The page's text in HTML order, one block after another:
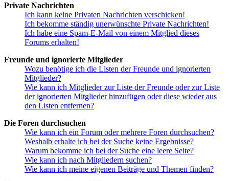
Private Nachrichten
Ich kann keine Privaten Nachrichten verschicken!
Ich bekomme ständig unerwünschte Private Nachrichten!
Ich habe eine Spam-E-Mail von einem Mitglied dieses
Forums erhalten!
Freunde und ignorierte Mitglieder
Wozu benötige ich die Listen der Freunde und ignorierten
Mitglieder?
Wie kann ich Mitglieder zur Liste der Freunde oder zur Liste
der ignorierten Mitglieder hinzufügen oder diese wieder aus
den Listen entfernen?
Die Foren durchsuchen
Wie kann ich ein Forum oder mehrere Foren durchsuchen?
Weshalb erhalte ich bei der Suche keine Ergebnisse?
Warum bekomme ich bei der Suche eine leere Seite?
Wie kann ich nach Mitgliedern suchen?
Wie kann ich meine eigenen Beiträge und Themen finden?